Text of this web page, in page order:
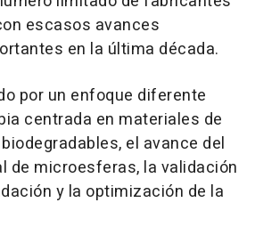
escasos avances
en la última década.
por un enfoque diferente
centrada en materiales de
el avance del
de microesferas, la validación
y la optimización de la